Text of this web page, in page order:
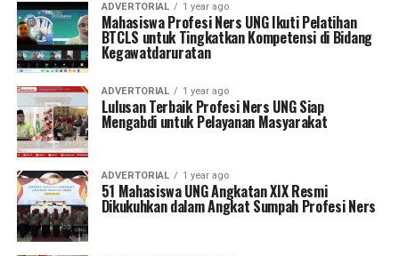
ADVERTORIAL 1 year ago
Mahasiswa Profesi Ners UNG Ikuti Pelatihan
BTCLS untuk Tingkatkan Kompetensi di Bidang
Kegawatdaruratan
ADVERTORIAL 1 year ago
Lulusan Terbaik Profesi Ners UNG Siap
Mengabdi untuk Pelayanan Masyarakat
ADVERTORIAL 1 year ago
51 Mahasiswa UNG Angkatan XIX Resmi
Dikukuhkan dalam Angkat Sumpah Profesi Ners